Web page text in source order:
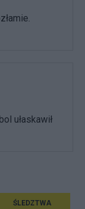
ułaskawił
ŚLEDZTWA